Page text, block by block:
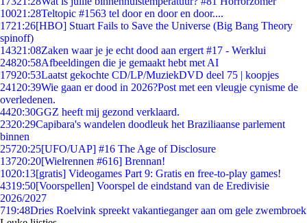
10021:28Teltopic #1563 tel door en door en door....
1721:26[HBO] Stuart Fails to Save the Universe (Big Bang Theory
spinoff)
14321:08Zaken waar je je echt dood aan ergert #17 - Werklui
24820:58Afbeeldingen die je gemaakt hebt met AI
17920:53Laatst gekochte CD/LP/MuziekDVD deel 75 | koopjes
241 20:39Wie gaan er dood in 2026?Post met een vleugje cynisme de
overledenen.
4420:30GGZ heeft mij gezond verklaard.
2320:29Capibara's wandelen doodleuk het Braziliaanse parlement
binnen
25720:25[UFO/UAP] #16 The Age of Disclosure
13720:20[Wielrennen #616] Brennan!
1020:13[gratis] Videogames Part 9: Gratis en free-to-play games!
4319:50[Voorspellen] Voorspel de eindstand van de Eredivisie
2026/2027
719:48Dries Roelvink spreekt vakantieganger aan om gele zwembroek